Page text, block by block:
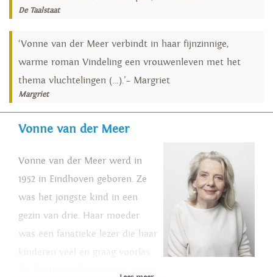
De Taalstaat
‘Vonne van der Meer verbindt in haar fijnzinnige,
warme roman Vindeling een vrouwenleven met het
thema vluchtelingen (…).’– Margriet
Margriet
Vonne van der Meer
Vonne van der Meer werd in
1952 in Eindhoven geboren. Ze
was het jongste kind in een
gezin van drie. Haar moeder
was een fanatieke lezer die haar